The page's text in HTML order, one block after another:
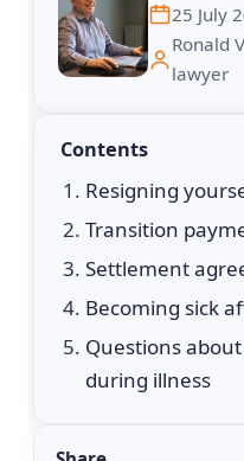
25 July
Ronald
lawyer
Contents
Resigning
Transition
Settlement
Becoming sick
Questions
during illness